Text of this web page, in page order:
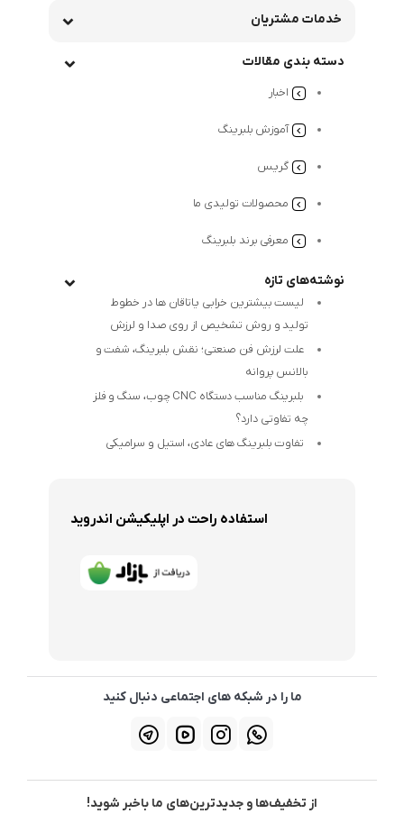
خدمات مشتریان
دسته بندی مقالات
اخبار
آموزش بلبرینگ
گریس
محصولات تولیدی ما
معرفی برند بلبرینگ
نوشته‌های تازه
لیست بیشترین خرابی‌ یاتاقان ها در خطوط
تولید و روش تشخیص از روی صدا و لرزش
علت لرزش فن صنعتی؛ نقش بلبرینگ، شفت و
بالانس پروانه
بلبرینگ مناسب دستگاه CNC چوب، سنگ و فلز
چه تفاوتی دارد؟
تفاوت بلبرینگ های عادی، استیل و سرامیکی
استفاده راحت در اپلیکیشن اندروید
ما را در شبکه های اجتماعی دنبال کنید
از تخفیف‌ها و جدیدترین‌های ما باخبر شوید!